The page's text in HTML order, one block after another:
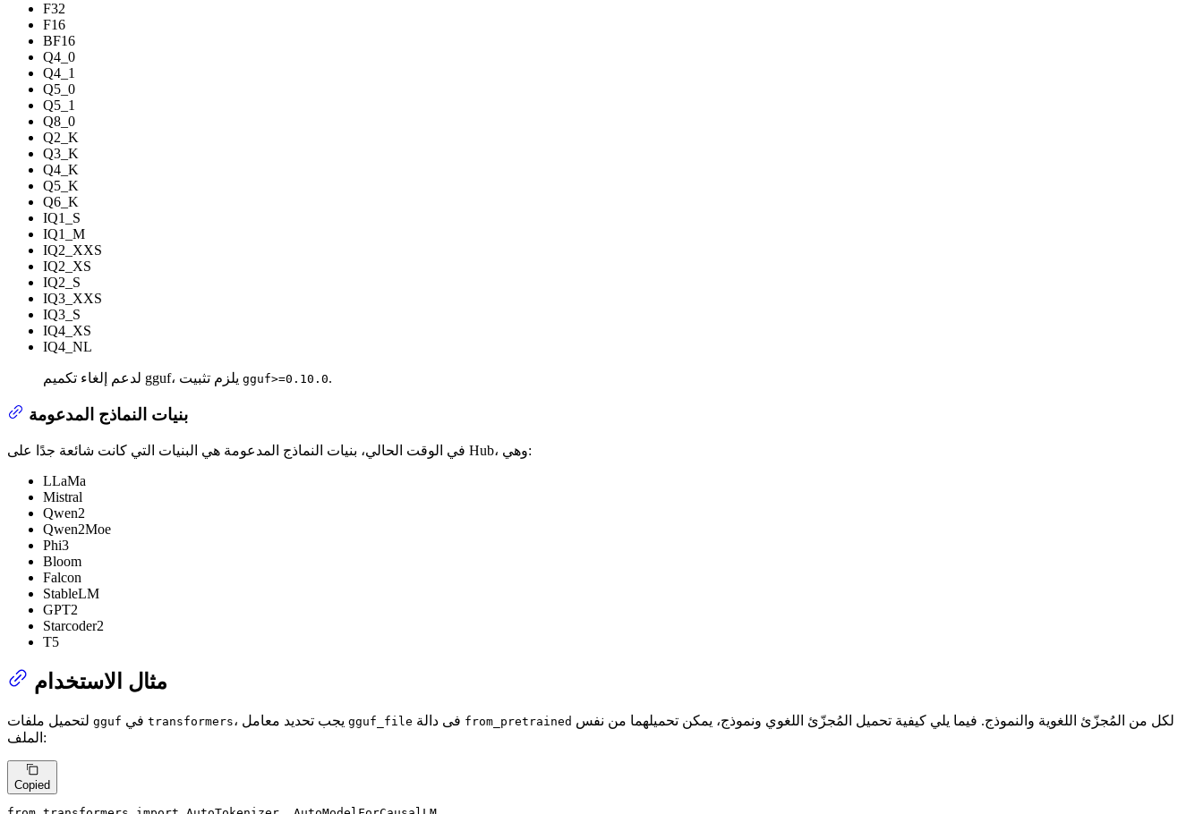
F32
F16
BF16
Q4_0
Q4_1
Q5_0
Q5_1
Q8_0
Q2_K
Q3_K
Q4_K
Q5_K
Q6_K
IQ1_S
IQ1_M
IQ2_XXS
IQ2_XS
IQ2_S
IQ3_XXS
IQ3_S
IQ4_XS
IQ4_NL
gguf>=0.10.0.
بنيات النماذج المدعومة
في الوقت الحالي، بنيات النماذج المدعومة هي البنيات التي كانت شائعة جدًا على Hub، وهي:
LLaMa
Mistral
Qwen2
Qwen2Moe
Phi3
Bloom
Falcon
StableLM
GPT2
Starcoder2
T5
مثال الاستخدام
gguf transformers gguf_file from_pretrained
الملف:
Copied